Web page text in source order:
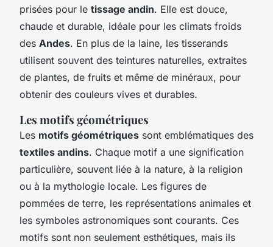
prisées pour le tissage andin. Elle est douce,
chaude et durable, idéale pour les climats froids
des Andes. En plus de la laine, les tisserands
utilisent souvent des teintures naturelles, extraites
de plantes, de fruits et même de minéraux, pour
obtenir des couleurs vives et durables.
Les motifs géométriques
Les motifs géométriques sont emblématiques des
textiles andins. Chaque motif a une signification
particulière, souvent liée à la nature, à la religion
ou à la mythologie locale. Les figures de
pommées de terre, les représentations animales et
les symboles astronomiques sont courants. Ces
motifs sont non seulement esthétiques, mais ils